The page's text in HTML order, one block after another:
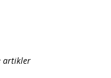
artikler